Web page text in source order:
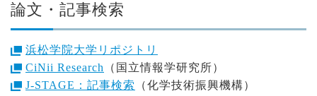
論文・記事検索
浜松学院大学リポジトリ
CiNii Research
（国立情報学研究所）
J-STAGE：記事検索
（化学技術振興機構）